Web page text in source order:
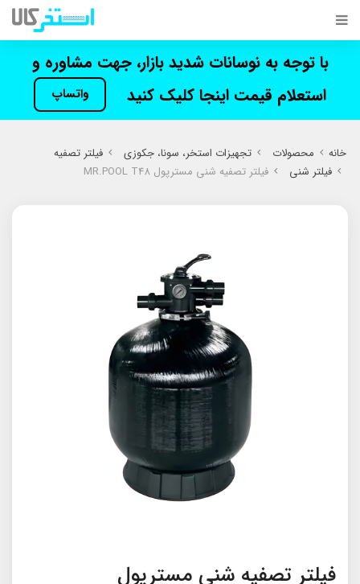
با توجه به نوسانات شدید بازار، جهت مشاوره و
استعلام قیمت اینجا کلیک کنید
واتساپ
خانه محصولات تجهیزات استخر، سونا، جکوزی
فیلتر تصفیه
فیلتر شنی
فیلتر تصفیه شنی مسترپول MR.POOL T48
فیلتر تصفیه شنی مسترپول